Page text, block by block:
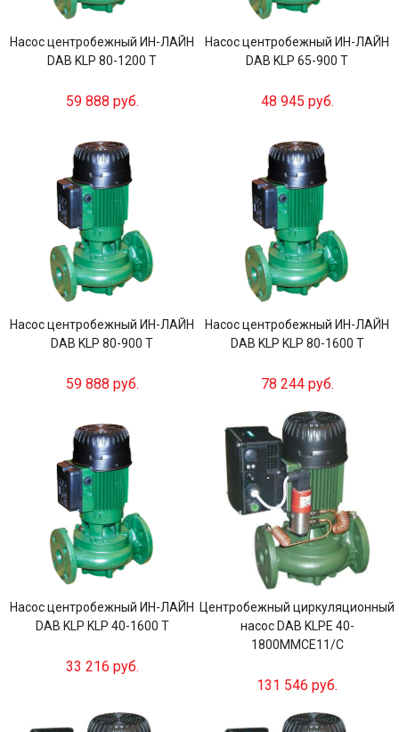
Насос центробежный ИН-ЛАЙН
DAB KLP 80-1200 T
59 888 руб.
Насос центробежный ИН-ЛАЙН
DAB KLP 65-900 T
48 945 руб.
Насос центробежный ИН-ЛАЙН
DAB KLP 80-900 T
59 888 руб.
Насос центробежный ИН-ЛАЙН
DAB KLP KLP 80-1600 T
78 244 руб.
Насос центробежный ИН-ЛАЙН
DAB KLP KLP 40-1600 T
33 216 руб.
Центробежный циркуляционный
насос DAB KLPE 40-
1800MMCE11/C
131 546 руб.